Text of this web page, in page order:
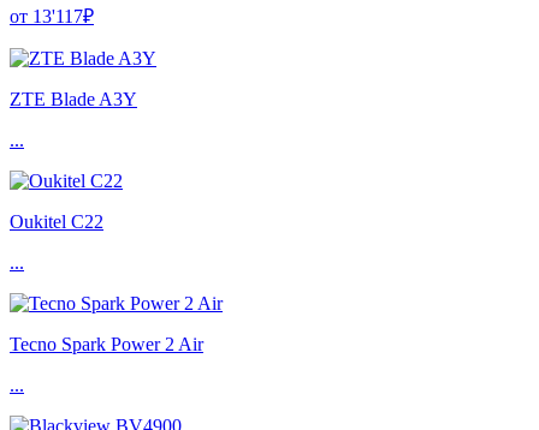
от 13'117₽
ZTE Blade A3Y
...
Oukitel C22
...
Tecno Spark Power 2 Air
...